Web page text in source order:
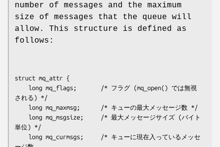
number of messages and the maximum
size of messages that the queue will
allow. This structure is defined as
follows:
struct mq_attr {
される) */
単位) */